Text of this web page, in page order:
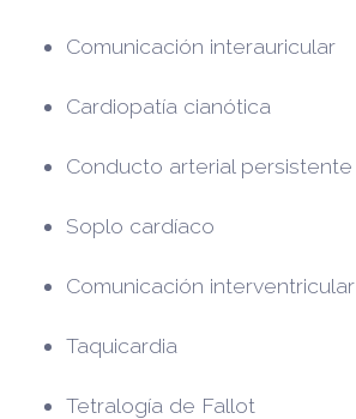
Comunicación interauricular
Cardiopatía cianótica
Conducto arterial persistente
Soplo cardíaco
Comunicación interventricular
Taquicardia
Tetralogía de Fallot